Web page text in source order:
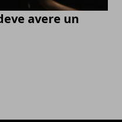
avere un